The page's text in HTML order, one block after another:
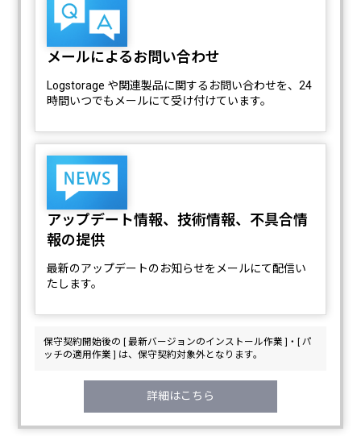
メールによるお問い合わせ
Logstorage や関連製品に関するお問い合わせを、24
時間いつでもメールにて受け付けています。
アップデート情報、技術情報、不具合情
報の提供
最新のアップデートのお知らせをメールにて配信い
たします。
保守契約開始後の [ 最新バージョンのインストール作業 ]・[ パ
ッチの適用作業 ] は、保守契約対象外となります。
詳細はこちら